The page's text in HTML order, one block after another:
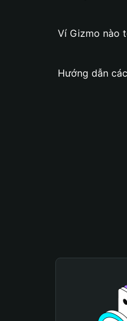
Ví Gizmo nào
Hướng dẫn